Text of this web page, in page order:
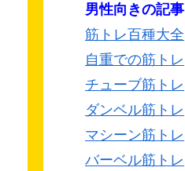
男性向きの記事
筋トレ百種大全
自重での筋トレ
チューブ筋トレ
ダンベル筋トレ
マシーン筋トレ
バーベル筋トレ